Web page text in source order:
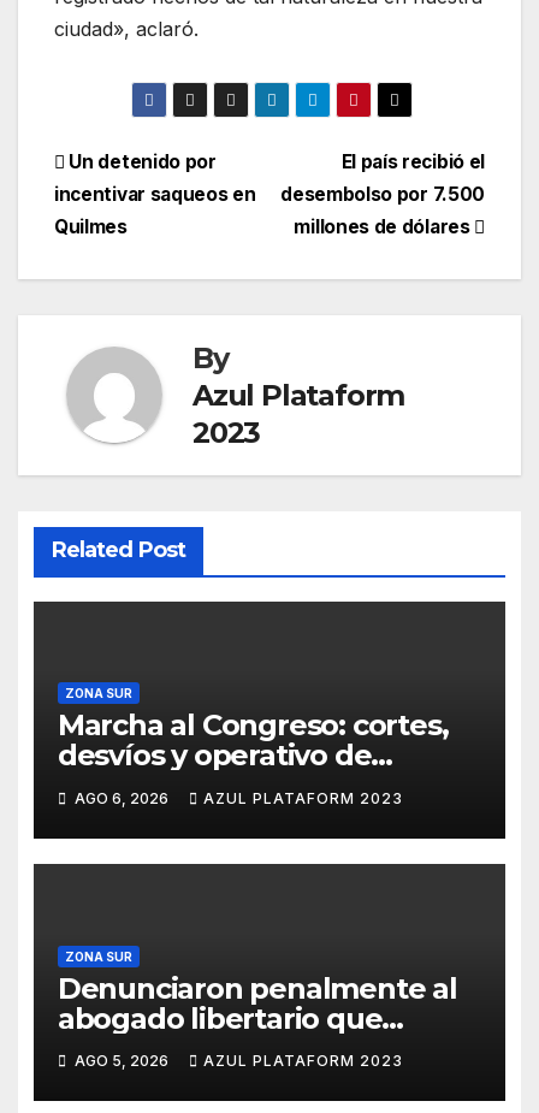
ciudad», aclaró.
El país recibió el
desembolso por 7.500
millones de dólares
Un detenido por
incentivar saqueos en
Quilmes
By
Azul Plataform
2023
Related Post
ZONA SUR
Marcha al Congreso: cortes,
desvíos y operativo de
seguridad por la protesta
contra la reforma de la Ley de
Tierras
AGO 6, 2026 AZUL PLATAFORM 2023
ZONA SUR
Denunciaron penalmente al
abogado libertario que
propuso tirar napalm sobre el
Gran Buenos Aires
AGO 5, 2026 AZUL PLATAFORM 2023